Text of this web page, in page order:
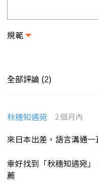
規範
全部評論 (2)
秋穗知遇宛 2 個月內
來日本出差，語言溝通
幸好找到「秋穗知遇宛
薦